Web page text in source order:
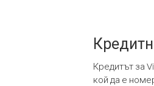
Кредитът за
кой да е